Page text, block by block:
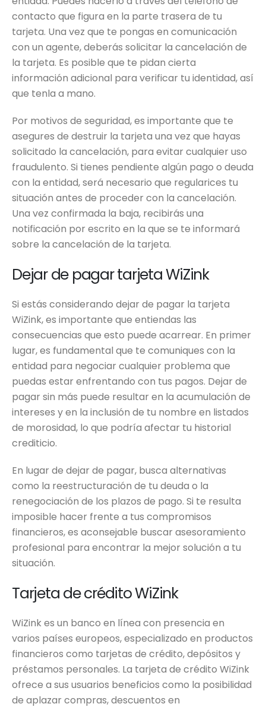
contacto que figura en la parte trasera de tu
tarjeta. Una vez que te pongas en comunicación
con un agente, deberás solicitar la cancelación de
la tarjeta. Es posible que te pidan cierta
información adicional para verificar tu identidad, así
que tenla a mano.
Por motivos de seguridad, es importante que te
asegures de destruir la tarjeta una vez que hayas
solicitado la cancelación, para evitar cualquier uso
fraudulento. Si tienes pendiente algún pago o deuda
con la entidad, será necesario que regularices tu
situación antes de proceder con la cancelación.
Una vez confirmada la baja, recibirás una
notificación por escrito en la que se te informará
sobre la cancelación de la tarjeta.
Dejar de pagar tarjeta WiZink
Si estás considerando dejar de pagar la tarjeta
WiZink, es importante que entiendas las
consecuencias que esto puede acarrear. En primer
lugar, es fundamental que te comuniques con la
entidad para negociar cualquier problema que
puedas estar enfrentando con tus pagos. Dejar de
pagar sin más puede resultar en la acumulación de
intereses y en la inclusión de tu nombre en listados
de morosidad, lo que podría afectar tu historial
crediticio.
En lugar de dejar de pagar, busca alternativas
como la reestructuración de tu deuda o la
renegociación de los plazos de pago. Si te resulta
imposible hacer frente a tus compromisos
financieros, es aconsejable buscar asesoramiento
profesional para encontrar la mejor solución a tu
situación.
Tarjeta de crédito WiZink
WiZink es un banco en línea con presencia en
varios países europeos, especializado en productos
financieros como tarjetas de crédito, depósitos y
préstamos personales. La tarjeta de crédito WiZink
ofrece a sus usuarios beneficios como la posibilidad
de aplazar compras, descuentos en